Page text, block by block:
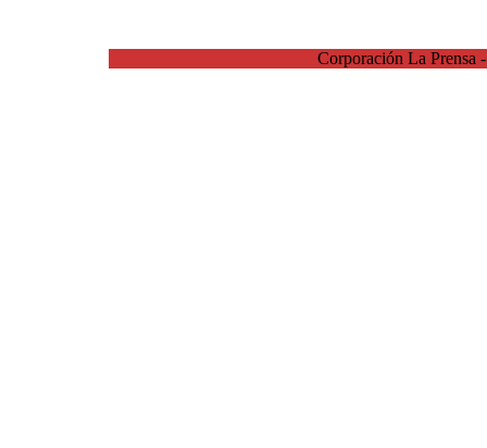
Corporación La Prensa